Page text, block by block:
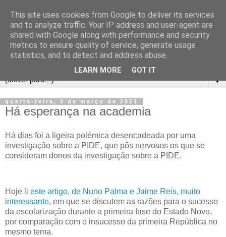
▼
quarta-feira, 3 de março de 2021
Há esperança na academia
Há dias foi a ligeira polémica desencadeada por uma
investigação sobre a PIDE, que pôs nervosos os que se
consideram donos da investigação sobre a PIDE.
Hoje li este artigo, de Nuno Palma e Jaime Reis, muito
interessante, em que se discutem as razões para o sucesso
da escolarização durante a primeira fase do Estado Novo,
por comparação com o insucesso da primeira República no
mesmo tema.
This site uses cookies from Google to deliver its services
and to analyze traffic. Your IP address and user-agent are
shared with Google along with performance and security
metrics to ensure quality of service, generate usage
statistics, and to detect and address abuse.
LEARN MORE GOT IT